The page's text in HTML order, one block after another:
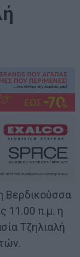
Βερδικούσσα
11.00 π.μ. η
Τζηλιαλή